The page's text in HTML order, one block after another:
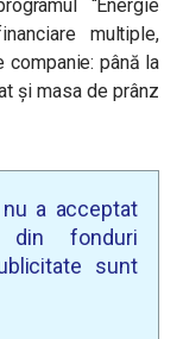
“Energie
multiple,
până la
și masa de prânz
a acceptat
fonduri
sunt